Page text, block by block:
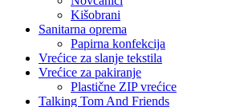
Kišobrani
Sanitarna oprema
Papirna konfekcija
Vrećice za slanje tekstila
Vrećice za pakiranje
Plastične ZIP vrećice
Talking Tom And Friends